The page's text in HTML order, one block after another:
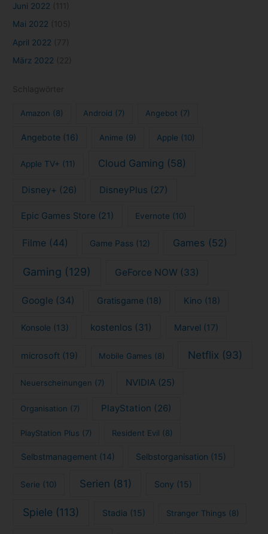
Juni 2022
Mai 2022
April 2022
März 2022
Amazon (8) Android (7) Angebot (7)
Angebote(16) Anime (9) Apple (10)
Apple TV+ (11) Cloud Gaming (58)
Disney+ (26) DisneyPlus (27)
Epic Games Store (21) Evernote (10)
Filme(44) Game Pass (12) Games (52)
Gaming (129) GeForce NOW (33)
Google (34) Gratisgame (18) Kino (18)
Konsole (13) kostenlos (31) Marvel (17)
microsoft (19) Mobile Games (8) Netflix (93)
Neuerscheinungen (7) NVIDIA (25)
Organisation (7) PlayStation (26)
PlayStation Plus (7) Resident Evil (8)
Selbstmanagement (14) Selbstorganisation (15)
Serie (10) Serien (81) Sony (15)
Spiele (113) Stadia (15) Stranger Things (8)